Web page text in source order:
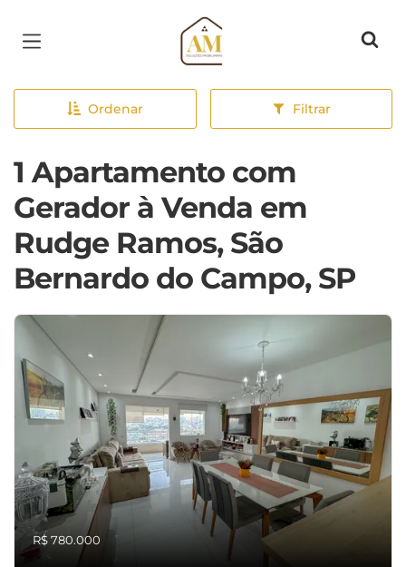
Página inicial
Ordenar Filtrar
1 Apartamento com
Gerador à Venda em
Rudge Ramos, São
Bernardo do Campo, SP
R$ 780.000